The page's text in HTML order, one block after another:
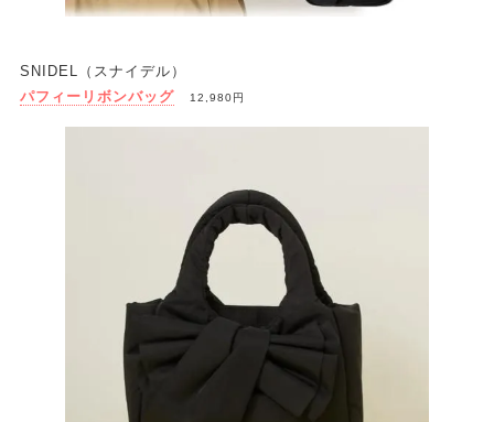
SNIDEL（スナイデル）
パフィーリボンバッグ
12,980円